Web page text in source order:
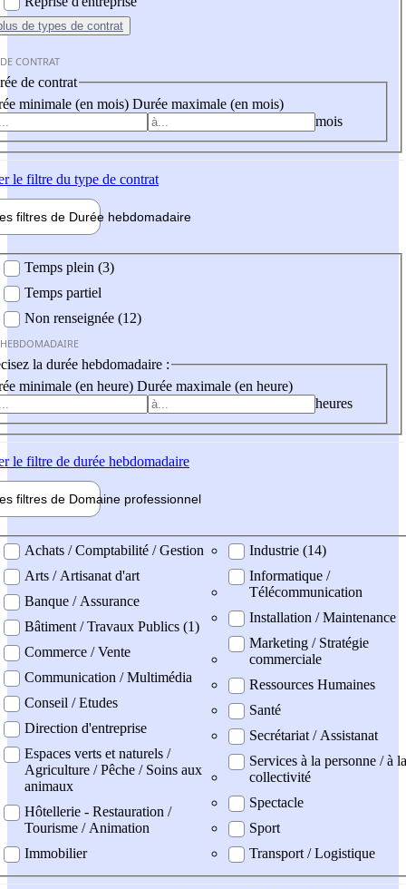
de types de contrat
CONTRAT
de contrat
minimale (en mois) Durée maximale (en mois)
mois
le filtre du type de contrat
filtres de Durée hebdomadaire
Temps plein (3)
Temps partiel
Non renseignée (12)
la durée hebdomadaire :
minimale (en heure) Durée maximale (en heure)
heures
le filtre de durée hebdomadaire
filtres de Domaine professionnel
professionel
Achats / Comptabilité / Gestion
Arts / Artisanat d'art
Banque / Assurance
Bâtiment / Travaux Publics (1)
Commerce / Vente
Communication / Multimédia
Conseil / Etudes
Direction d'entreprise
Espaces verts et naturels /
Agriculture / Pêche / Soins aux
animaux
Hôtellerie - Restauration /
Tourisme / Animation
Immobilier
Industrie (14)
Informatique /
Télécommunication
Installation / Maintenance
Marketing / Stratégie
commerciale
Ressources Humaines
Santé
Secrétariat / Assistanat
Services à la personne / à la
collectivité
Spectacle
Sport
Transport / Logistique